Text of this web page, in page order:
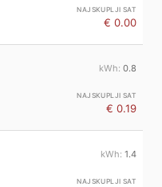
€ 0.00
0.8
€ 0.19
1.4